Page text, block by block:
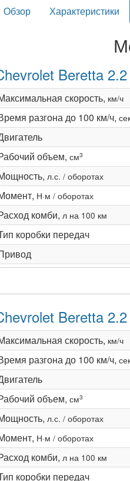
Обзор Характеристики
Beretta
скорость, км/ч
разгона до 100 км/ч,
объем, см3
л.с. / оборотах
Н·м / оборотах
комби, л на 100 км
коробки передач
Beretta
скорость, км/ч
разгона до 100 км/ч,
объем, см3
л.с. / оборотах
Н·м / оборотах
комби, л на 100 км
коробки передач